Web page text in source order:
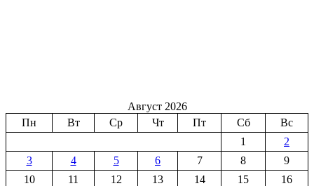
Август 2026
Пн
Вт Ср Чт Пт Сб
Вс
1
2
3
4 5 6 7 8
9
10
11 12 13 14 15
16